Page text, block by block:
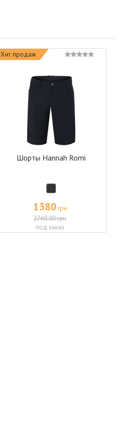
Хит продаж
Шорты Hannah Romi
1380грн
2760.00 грн
под заказ